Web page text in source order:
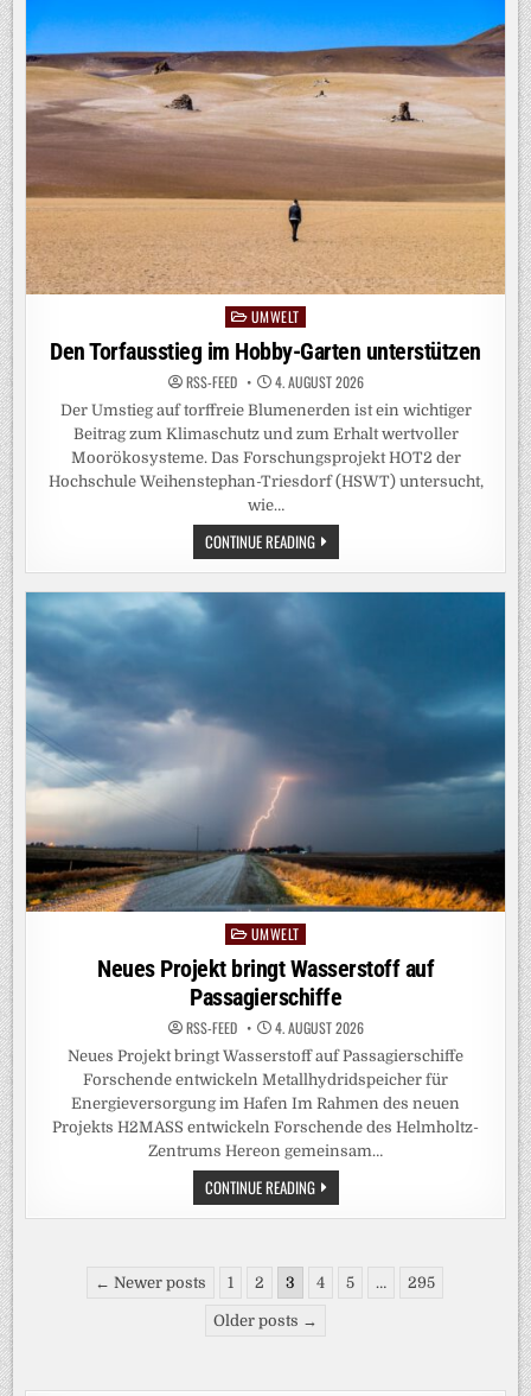
Posted
in
UMWELT
Den Torfausstieg im Hobby-Garten unterstützen
RSS-FEED 4. AUGUST 2026
Der Umstieg auf torffreie Blumenerden ist ein wichtiger
Beitrag zum Klimaschutz und zum Erhalt wertvoller
Moorökosysteme. Das Forschungsprojekt HOT2 der
Hochschule Weihenstephan-Triesdorf (HSWT) untersucht,
wie…
CONTINUE READINGDEN
TORFAUSSTIEG
IM
HOBBY-
Posted
in
UMWELT
Neues Projekt bringt Wasserstoff auf
Passagierschiffe
RSS-FEED 4. AUGUST 2026
Neues Projekt bringt Wasserstoff auf Passagierschiffe
Forschende entwickeln Metallhydridspeicher für
Energieversorgung im Hafen Im Rahmen des neuen
Projekts H2MASS entwickeln Forschende des Helmholtz-
Zentrums Hereon gemeinsam…
CONTINUE READINGNEUES
PROJEKT
BRINGT
Seitennummerierung
← Newer posts 1 2 3 4 5 … 295
Older posts →